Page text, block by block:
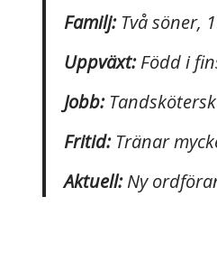
Familj:Två söner,
Uppväxt:Född i
Jobb:
Fritid:Tränar
Aktuell:Ny